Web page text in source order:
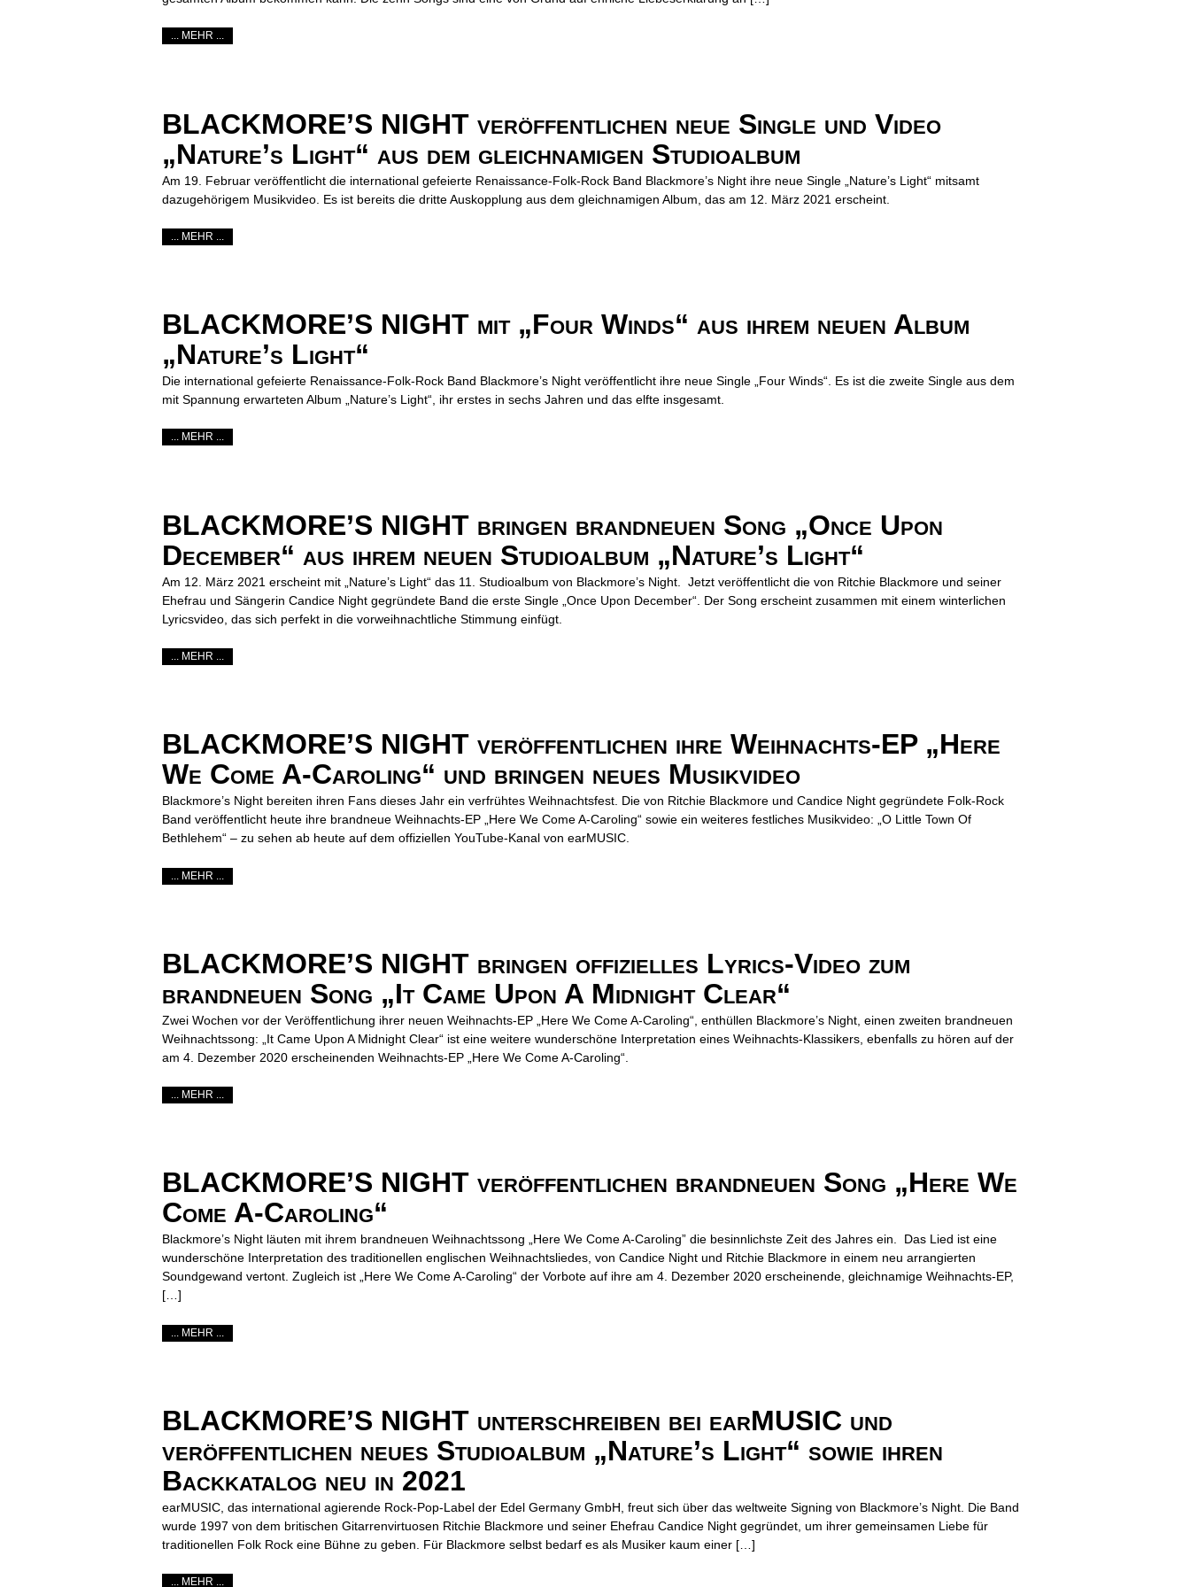
... MEHR ...
BLACKMORE’S NIGHT veröffentlichen neue Single und Video
„Nature’s Light“ aus dem gleichnamigen Studioalbum
Am 19. Februar veröffentlicht die international gefeierte Renaissance-Folk-Rock Band Blackmore’s Night ihre neue Single „Nature’s Light“ mitsamt
dazugehörigem Musikvideo. Es ist bereits die dritte Auskopplung aus dem gleichnamigen Album, das am 12. März 2021 erscheint.
... MEHR ...
BLACKMORE’S NIGHT mit „Four Winds“ aus ihrem neuen Album
„Nature’s Light“
Die international gefeierte Renaissance-Folk-Rock Band Blackmore’s Night veröffentlicht ihre neue Single „Four Winds“. Es ist die zweite Single aus dem
mit Spannung erwarteten Album „Nature’s Light“, ihr erstes in sechs Jahren und das elfte insgesamt.
... MEHR ...
BLACKMORE’S NIGHT bringen brandneuen Song „Once Upon
December“ aus ihrem neuen Studioalbum „Nature’s Light“
Am 12. März 2021 erscheint mit „Nature’s Light“ das 11. Studioalbum von Blackmore’s Night. Jetzt veröffentlicht die von Ritchie Blackmore und seiner
Ehefrau und Sängerin Candice Night gegründete Band die erste Single „Once Upon December“. Der Song erscheint zusammen mit einem winterlichen
Lyricsvideo, das sich perfekt in die vorweihnachtliche Stimmung einfügt.
... MEHR ...
BLACKMORE’S NIGHT veröffentlichen ihre Weihnachts-EP „Here
We Come A-Caroling“ und bringen neues Musikvideo
Blackmore’s Night bereiten ihren Fans dieses Jahr ein verfrühtes Weihnachtsfest. Die von Ritchie Blackmore und Candice Night gegründete Folk-Rock
Band veröffentlicht heute ihre brandneue Weihnachts-EP „Here We Come A-Caroling“ sowie ein weiteres festliches Musikvideo: „O Little Town Of
Bethlehem“ – zu sehen ab heute auf dem offiziellen YouTube-Kanal von earMUSIC.
... MEHR ...
BLACKMORE’S NIGHT bringen offizielles Lyrics-Video zum
brandneuen Song „It Came Upon A Midnight Clear“
Zwei Wochen vor der Veröffentlichung ihrer neuen Weihnachts-EP „Here We Come A-Caroling“, enthüllen Blackmore’s Night, einen zweiten brandneuen
Weihnachtssong: „It Came Upon A Midnight Clear“ ist eine weitere wunderschöne Interpretation eines Weihnachts-Klassikers, ebenfalls zu hören auf der
am 4. Dezember 2020 erscheinenden Weihnachts-EP „Here We Come A-Caroling“.
... MEHR ...
BLACKMORE’S NIGHT veröffentlichen brandneuen Song „Here We
Come A-Caroling“
Blackmore’s Night läuten mit ihrem brandneuen Weihnachtssong „Here We Come A-Caroling” die besinnlichste Zeit des Jahres ein. Das Lied ist eine
wunderschöne Interpretation des traditionellen englischen Weihnachtsliedes, von Candice Night und Ritchie Blackmore in einem neu arrangierten
Soundgewand vertont. Zugleich ist „Here We Come A-Caroling“ der Vorbote auf ihre am 4. Dezember 2020 erscheinende, gleichnamige Weihnachts-EP,
[…]
... MEHR ...
BLACKMORE’S NIGHT unterschreiben bei earMUSIC und
veröffentlichen neues Studioalbum „Nature’s Light“ sowie ihren
Backkatalog neu in 2021
earMUSIC, das international agierende Rock-Pop-Label der Edel Germany GmbH, freut sich über das weltweite Signing von Blackmore’s Night. Die Band
wurde 1997 von dem britischen Gitarrenvirtuosen Ritchie Blackmore und seiner Ehefrau Candice Night gegründet, um ihrer gemeinsamen Liebe für
traditionellen Folk Rock eine Bühne zu geben. Für Blackmore selbst bedarf es als Musiker kaum einer […]
... MEHR ...